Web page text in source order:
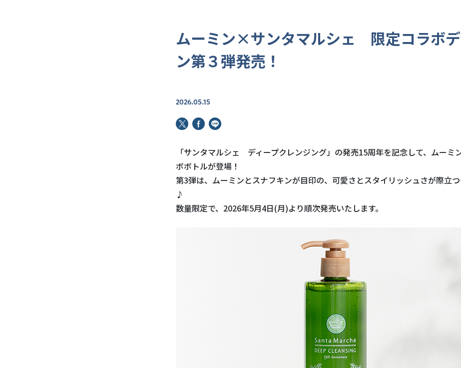
ムーミン×サンタマルシェ 限定コラボ
ン第３弾発売！
2026.05.15
「サンタマルシェ ディープクレンジング」の発売15周年を記念して、ムーミ
ボボトルが登場！
第3弾は、ムーミンとスナフキンが目印の、可愛さとスタイリッシュさが際立
♪
数量限定で、 2026年5月4日(月)より順次発売いたします。